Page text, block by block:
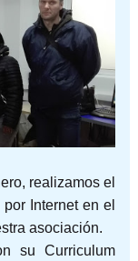
realizamos el
Internet en el
asociación.
su Curriculum